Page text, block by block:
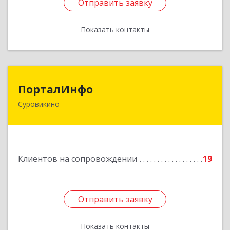
Отправить заявку
Показать контакты
Отправить заявку
Назад
ПорталИнфо
Суровикино
Клиентов на сопровождении 19
Отправить заявку
Показать контакты
404414, г.Суровкино Волгоградской обл. ул. 1-й
Отправить заявку
Назад